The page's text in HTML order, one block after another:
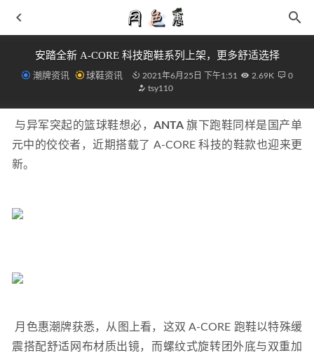
安踏全新 A-CORE 科技跑鞋系列上架，更多舒适选择
潮牌资讯 球鞋资讯 2021年6月25日 下午1:51 2.69K
0
tsy110
与异军突起的篮球鞋想必， ANTA 旗下跑鞋同样是国产单
元中的佼佼者，近期搭载了 A-CORE 科技的鞋款也迎来更
新。
震搭配舒适网布材质出镜，而螺纹式旋转团外底与双重加